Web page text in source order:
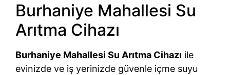
Burhaniye Mahallesi Su
Arıtma Cihazı
Burhaniye Mahallesi Su Arıtma Cihazı ile
evinizde ve iş yerinizde güvenle içme suyu